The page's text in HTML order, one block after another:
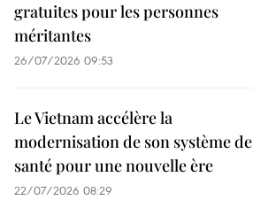
gratuites pour les personnes
méritantes
26/07/2026 09:53
Le Vietnam accélère la
modernisation de son système de
santé pour une nouvelle ère
22/07/2026 08:29